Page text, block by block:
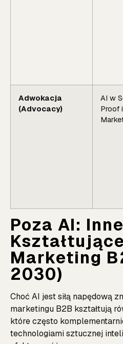
Adwokacja
(Advocacy)
AI w
Proof
Poza AI:
Kształtujące
Marketing
2030)
Choć AI jest siłą napędową
marketingu B2B kształtują
które często
technologiami sztucznej